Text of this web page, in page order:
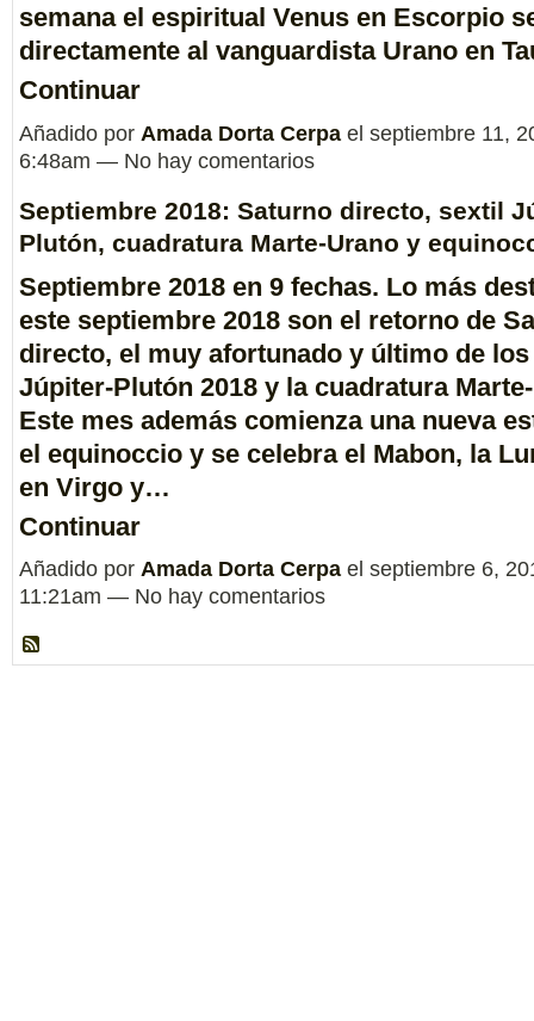
semana el espiritual Venus en Escorpio
directamente al vanguardista Urano en
Continuar
Añadido por Amada Dorta Cerpa el septiembre 11,
6:48am — No hay comentarios
Septiembre 2018: Saturno directo, sextil
Plutón, cuadratura Marte-Urano y
Septiembre 2018 en 9 fechas. Lo más
este septiembre 2018 son el retorno de
directo, el muy afortunado y último de
Júpiter-Plutón 2018 y la cuadratura
Este mes además comienza una nueva
el equinoccio y se celebra el Mabon, la
en Virgo y…
Continuar
Añadido por Amada Dorta Cerpa el septiembre 6,
11:21am — No hay comentarios